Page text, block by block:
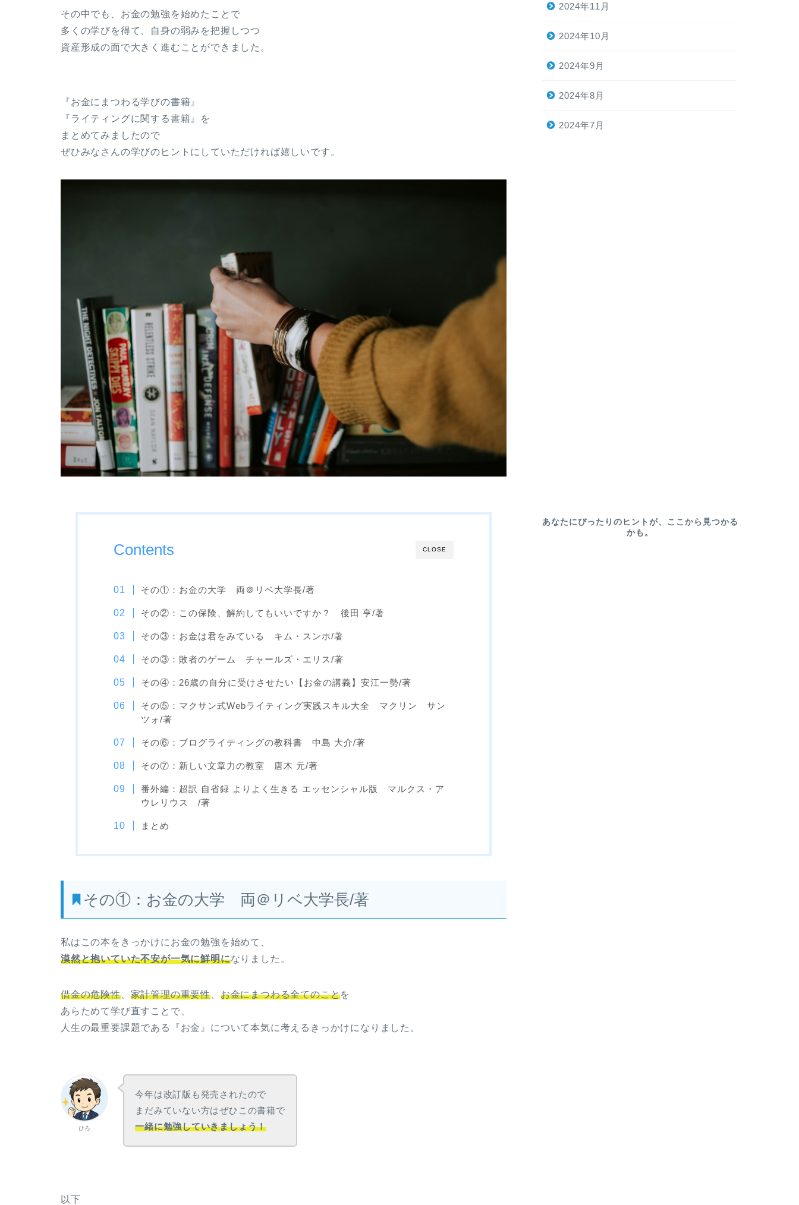
その中でも、お金の勉強を始めたことで
多くの学びを得て、自身の弱みを把握しつつ
資産形成の面で大きく進むことができました。
『お金にまつわる学びの書籍』
『ライティングに関する書籍』を
まとめてみましたので
ぜひみなさんの学びのヒントにしていただければ嬉しいです。
CLOSE
Contents
その①：お金の大学 両＠リベ大学長/著
その②：この保険、解約してもいいですか？ 後田 亨/著
その③：お金は君をみている キム・スンホ/著
その③：敗者のゲーム チャールズ・エリス/著
その④：26歳の自分に受けさせたい【お金の講義】安江一勢/著
その⑤：マクサン式Webライティング実践スキル大全 マクリン サン
ツォ/著
その⑥：ブログライティングの教科書 中島 大介/著
その⑦：新しい文章力の教室 唐木 元/著
番外編：超訳 自省録 よりよく生きる エッセンシャル版 マルクス・ア
ウレリウス /著
まとめ
その①：お金の大学 両＠リベ大学長/著
私はこの本をきっかけにお金の勉強を始めて、
漠然と抱いていた不安が一気に鮮明になりました。
借金の危険性、 家計管理の重要性 お金にまつわる全てのことを
あらためて学び直すことで、
人生の最重要課題である『お金』について本気に考えるきっかけになりました。
ひろ
今年は改訂版も発売されたので
まだみていない方はぜひこの書籍で
一緒に勉強していきましょう！
以下
2024年11月
2024年10月
2024年9月
2024年8月
2024年7月
あなたにぴったりのヒントが、ここから見つかる
かも。